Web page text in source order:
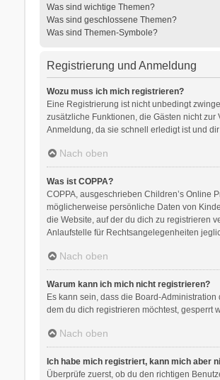
Was sind wichtige Themen?
Was sind geschlossene Themen?
Was sind Themen-Symbole?
Registrierung und Anmeldung
Wozu muss ich mich registrieren?
Eine Registrierung ist nicht unbedingt
zusätzliche Funktionen, die Gästen nicht
Anmeldung, da sie schnell erledigt ist und
Nach oben
Was ist COPPA?
COPPA, ausgeschrieben Children’s Online
möglicherweise persönliche Daten von
die Website, auf der du dich zu registrieren
Anlaufstelle für Rechtsangelegenheiten
Nach oben
Warum kann ich mich nicht registrieren?
Es kann sein, dass die Board-
dem du dich registrieren möchtest, gesperrt
Nach oben
Ich habe mich registriert, kann mich aber
Überprüfe zuerst, ob du den richtigen